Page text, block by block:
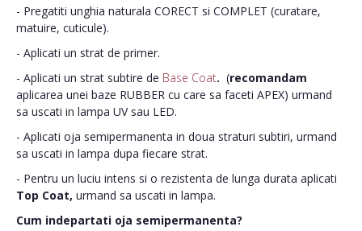
- Pregatiti unghia naturala CORECT si COMPLET (curatare,
matuire, cuticule).
- Aplicati un strat de primer.
- Aplicati un strat subtire de Base Coat. (recomandam
aplicarea unei baze RUBBER cu care sa faceti APEX) urmand
sa uscati in lampa UV sau LED.
- Aplicati oja semipermanenta in doua straturi subtiri, urmand
sa uscati in lampa dupa fiecare strat.
- Pentru un luciu intens si o rezistenta de lunga durata aplicati
Top Coat, urmand sa uscati in lampa.
Cum indepartati oja semipermanenta?